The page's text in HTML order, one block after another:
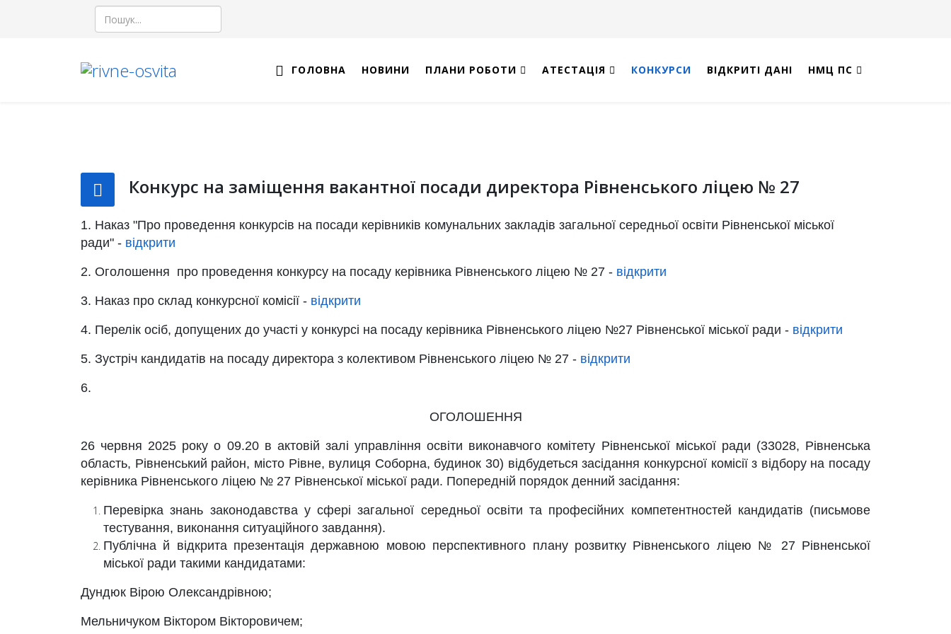
Пошук
ГОЛОВНА НОВИНИ ПЛАНИ РОБОТИ АТЕСТАЦІЯ КОНКУРСИ ВІДКРИТІ ДАНІ НМЦ ПС
Конкурс на заміщення вакантної посади директора Рівненського ліцею № 27
1. Наказ "Про проведення конкурсів на посади керівників комунальних закладів загальної середньої освіти Рівненської міської
ради" - відкрити
2. Оголошення про проведення конкурсу на посаду керівника Рівненського ліцею № 27 - відкрити
3. Наказ про склад конкурсної комісії - відкрити
4. Перелік осіб, допущених до участі у конкурсі на посаду керівника Рівненського ліцею №27 Рівненської міської ради - відкрити
5. Зустріч кандидатів на посаду директора з колективом Рівненського ліцею № 27 - відкрити
6.
ОГОЛОШЕННЯ
26 червня 2025 року о 09.20 в актовій залі управління освіти виконавчого комітету Рівненської міської ради (33028, Рівненська
область, Рівненський район, місто Рівне, вулиця Соборна, будинок 30) відбудеться засідання конкурсної комісії з відбору на посаду
керівника Рівненського ліцею № 27 Рівненської міської ради. Попередній порядок денний засідання:
Перевірка знань законодавства у сфері загальної середньої освіти та професійних компетентностей кандидатів (письмове
тестування, виконання ситуаційного завдання).
Публічна й відкрита презентація державною мовою перспективного плану розвитку Рівненського ліцею № 27 Рівненської
міської ради такими кандидатами:
Дундюк Вірою Олександрівною;
Мельничуком Віктором Вікторовичем;